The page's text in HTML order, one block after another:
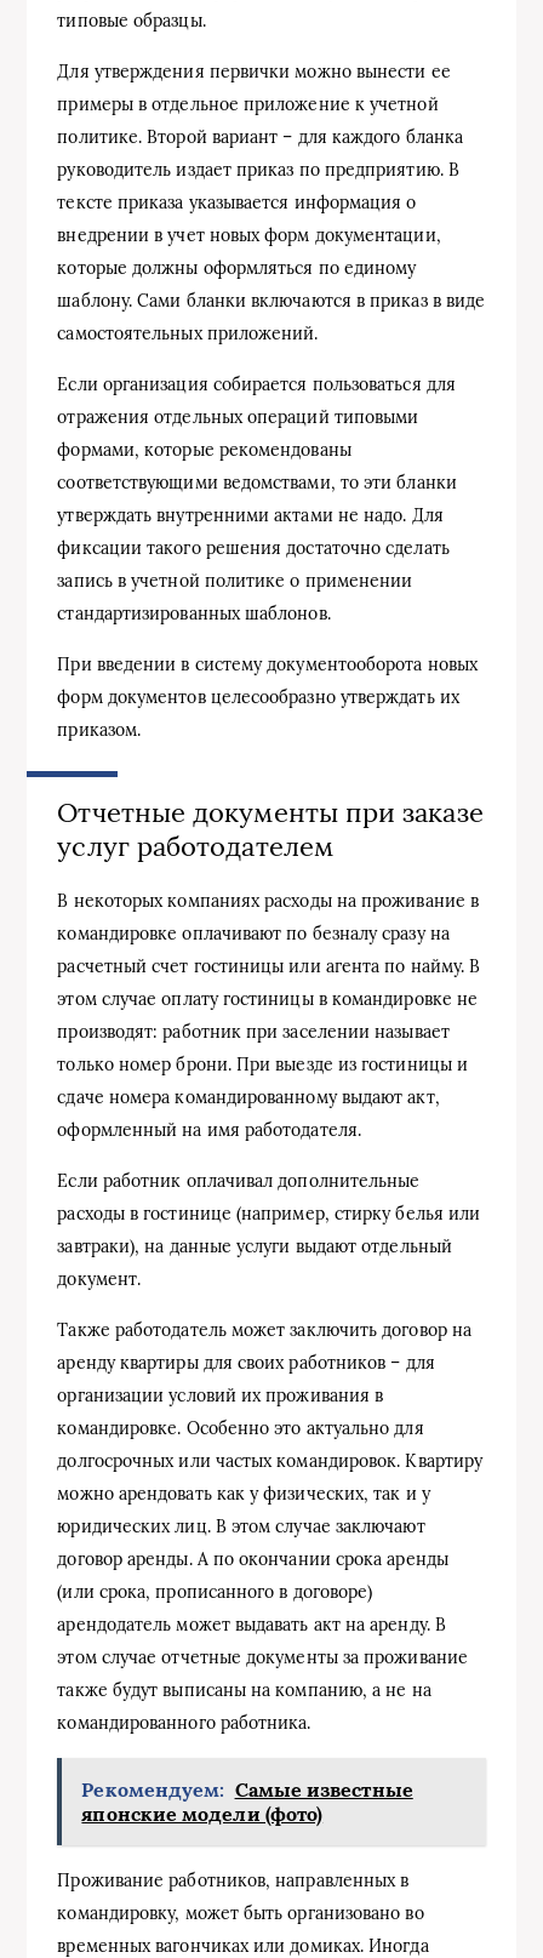
типовые образцы.
Для утверждения первички можно вынести ее
примеры в отдельное приложение к учетной
политике. Второй вариант – для каждого бланка
руководитель издает приказ по предприятию. В
тексте приказа указывается информация о
внедрении в учет новых форм документации,
которые должны оформляться по единому
шаблону. Сами бланки включаются в приказ в виде
самостоятельных приложений.
Если организация собирается пользоваться для
отражения отдельных операций типовыми
формами, которые рекомендованы
соответствующими ведомствами, то эти бланки
утверждать внутренними актами не надо. Для
фиксации такого решения достаточно сделать
запись в учетной политике о применении
стандартизированных шаблонов.
При введении в систему документооборота новых
форм документов целесообразно утверждать их
приказом.
Отчетные документы при заказе
услуг работодателем
В некоторых компаниях расходы на проживание в
командировке оплачивают по безналу сразу на
расчетный счет гостиницы или агента по найму. В
этом случае оплату гостиницы в командировке не
производят: работник при заселении называет
только номер брони. При выезде из гостиницы и
сдаче номера командированному выдают акт,
оформленный на имя работодателя.
Если работник оплачивал дополнительные
расходы в гостинице (например, стирку белья или
завтраки), на данные услуги выдают отдельный
документ.
Также работодатель может заключить договор на
аренду квартиры для своих работников – для
организации условий их проживания в
командировке. Особенно это актуально для
долгосрочных или частых командировок. Квартиру
можно арендовать как у физических, так и у
юридических лиц. В этом случае заключают
договор аренды. А по окончании срока аренды
(или срока, прописанного в договоре)
арендодатель может выдавать акт на аренду. В
этом случае отчетные документы за проживание
также будут выписаны на компанию, а не на
командированного работника.
Рекомендуем: Самые известные
японские модели (фото)
Проживание работников, направленных в
командировку, может быть организовано во
временных вагончиках или домиках. Иногда